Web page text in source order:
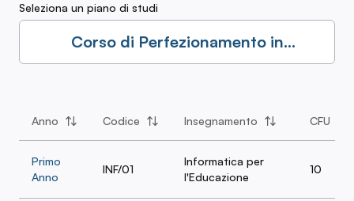
Seleziona un piano di studi
Corso di Perfezionamento in
Tecnologie Digitali e Metodologie
Anno Codice Insegnamento CFU
Primo
Anno
INF/01
Informatica per
l'Educazione
10